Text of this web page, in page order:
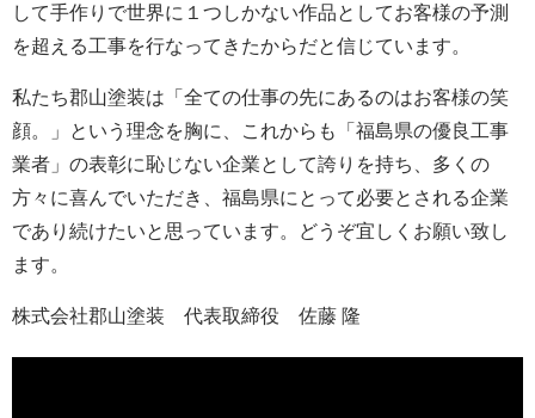
して手作りで世界に１つしかない作品としてお客様の予測
を超える工事を行なってきたからだと信じています。
私たち郡山塗装は「全ての仕事の先にあるのはお客様の笑
顔。」という理念を胸に、これからも「福島県の優良工事
業者」の表彰に恥じない企業として誇りを持ち、多くの
方々に喜んでいただき、福島県にとって必要とされる企業
であり続けたいと思っています。どうぞ宜しくお願い致し
ます。
株式会社郡山塗装 代表取締役 佐藤 隆